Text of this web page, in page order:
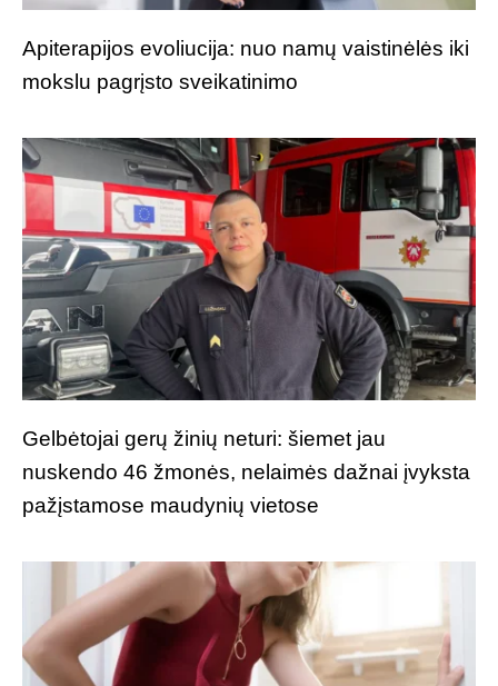
Apiterapijos evoliucija: nuo namų vaistinėlės iki
mokslu pagrįsto sveikatinimo
Gelbėtojai gerų žinių neturi: šiemet jau
nuskendo 46 žmonės, nelaimės dažnai įvyksta
pažįstamose maudynių vietose